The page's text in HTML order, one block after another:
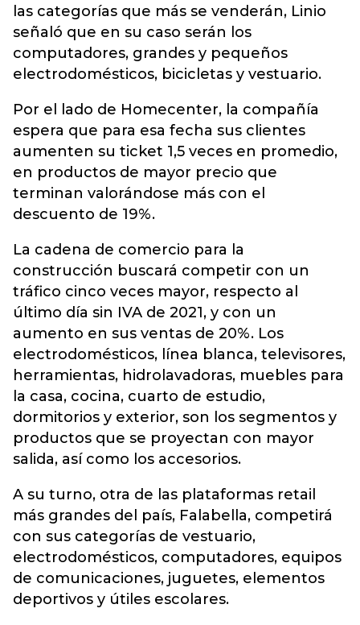
las categorías que más se venderán, Linio
señaló que en su caso serán los
computadores, grandes y pequeños
electrodomésticos, bicicletas y vestuario.
Por el lado de Homecenter, la compañía
espera que para esa fecha sus clientes
aumenten su ticket 1,5 veces en promedio,
en productos de mayor precio que
terminan valorándose más con el
descuento de 19%.
La cadena de comercio para la
construcción buscará competir con un
tráfico cinco veces mayor, respecto al
último día sin IVA de 2021, y con un
aumento en sus ventas de 20%. Los
electrodomésticos, línea blanca, televisores,
herramientas, hidrolavadoras, muebles para
la casa, cocina, cuarto de estudio,
dormitorios y exterior, son los segmentos y
productos que se proyectan con mayor
salida, así como los accesorios.
A su turno, otra de las plataformas retail
más grandes del país, Falabella, competirá
con sus categorías de vestuario,
electrodomésticos, computadores, equipos
de comunicaciones, juguetes, elementos
deportivos y útiles escolares.